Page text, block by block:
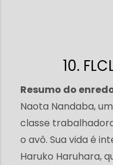
10.
Resumo do
Naota Nandaba,
classe
o avô. Sua vida é
Haruko Haruhara,